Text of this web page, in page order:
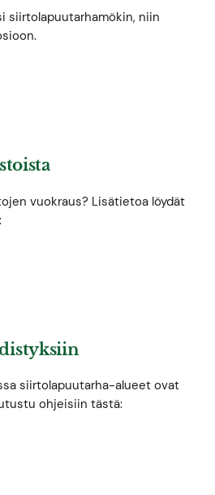
siirtolapuutarhamökin, niin
vuokraus? Lisätietoa löydät
siirtolapuutarha-alueet ovat
ohjeisiin tästä: